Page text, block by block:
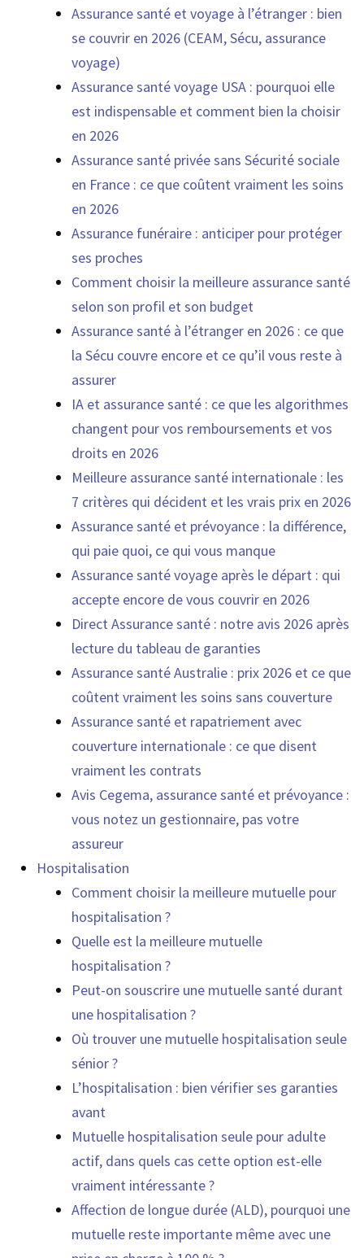
Assurance santé et voyage à l’étranger : bien
se couvrir en 2026 (CEAM, Sécu, assurance
voyage)
Assurance santé voyage USA : pourquoi elle
est indispensable et comment bien la choisir
en 2026
Assurance santé privée sans Sécurité sociale
en France : ce que coûtent vraiment les soins
en 2026
Assurance funéraire : anticiper pour protéger
ses proches
Comment choisir la meilleure assurance santé
selon son profil et son budget
Assurance santé à l’étranger en 2026 : ce que
la Sécu couvre encore et ce qu’il vous reste à
assurer
IA et assurance santé : ce que les algorithmes
changent pour vos remboursements et vos
droits en 2026
Meilleure assurance santé internationale : les
7 critères qui décident et les vrais prix en 2026
Assurance santé et prévoyance : la différence,
qui paie quoi, ce qui vous manque
Assurance santé voyage après le départ : qui
accepte encore de vous couvrir en 2026
Direct Assurance santé : notre avis 2026 après
lecture du tableau de garanties
Assurance santé Australie : prix 2026 et ce que
coûtent vraiment les soins sans couverture
Assurance santé et rapatriement avec
couverture internationale : ce que disent
vraiment les contrats
Avis Cegema, assurance santé et prévoyance :
vous notez un gestionnaire, pas votre
assureur
Hospitalisation
Comment choisir la meilleure mutuelle pour
hospitalisation ?
Quelle est la meilleure mutuelle
hospitalisation ?
Peut-on souscrire une mutuelle santé durant
une hospitalisation ?
Où trouver une mutuelle hospitalisation seule
sénior ?
L’hospitalisation : bien vérifier ses garanties
avant
Mutuelle hospitalisation seule pour adulte
actif, dans quels cas cette option est-elle
vraiment intéressante ?
Affection de longue durée (ALD), pourquoi une
mutuelle reste importante même avec une